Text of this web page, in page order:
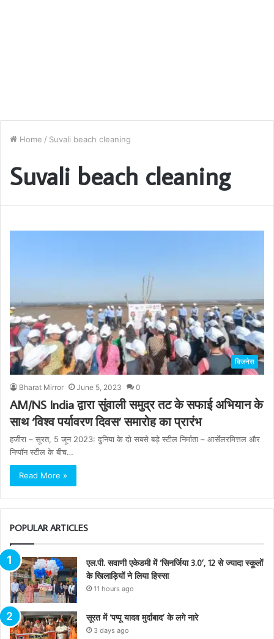
Home / Suvali beach cleaning
Suvali beach cleaning
बिजनेस
Bharat Mirror June 5, 2023 0
AM/NS India द्वारा सुंवाली समुद्र तट के सफाई अभियान के
साथ ‘विश्व पर्यावरण दिवस’ समारोह का प्रारंभ
हजीरा – सूरत, 5 जून 2023: दुनिया के दो सबसे बड़े स्टील निर्माता – आर्सेलरमित्तल और
निप्पॉन स्टील के बीच…
Read More »
POPULAR ARTICLES
एल.पी. सवाणी एकेडमी में ‘सिनर्जिया 3.0’, 12 से ज्यादा स्कूलों
के खिलाड़ियों ने लिया हिस्सा
11 hours ago
सूरत में ‘पप्पू यादव मुर्दाबाद’ के लगे नारे
3 days ago